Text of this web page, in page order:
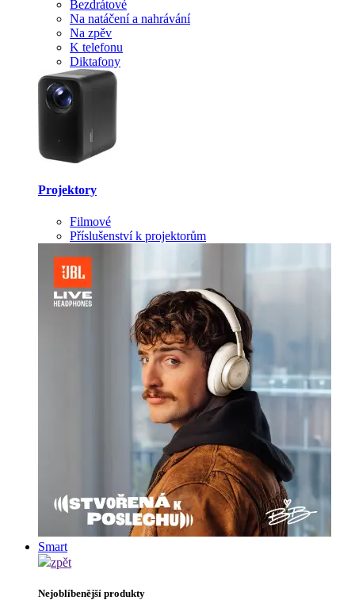
Bezdrátové
Na natáčení a nahrávání
Na zpěv
K telefonu
Diktafony
Projektory
Filmové
Příslušenství k projektorům
Smart
zpět
Nejoblíbenější produkty